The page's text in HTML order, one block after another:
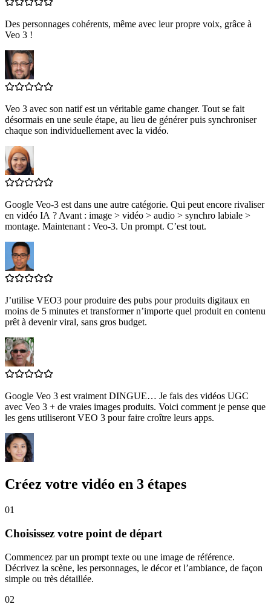
Des personnages cohérents, même avec leur propre voix, grâce à
Veo 3 !
Veo 3 avec son natif est un véritable game changer. Tout se fait
désormais en une seule étape, au lieu de générer puis synchroniser
chaque son individuellement avec la vidéo.
Google Veo‑3 est dans une autre catégorie. Qui peut encore rivaliser
en vidéo IA ? Avant : image > vidéo > audio > synchro labiale >
montage. Maintenant : Veo‑3. Un prompt. C’est tout.
J’utilise VEO3 pour produire des pubs pour produits digitaux en
moins de 5 minutes et transformer n’importe quel produit en contenu
prêt à devenir viral, sans gros budget.
Google Veo 3 est vraiment DINGUE… Je fais des vidéos UGC
avec Veo 3 + de vraies images produits. Voici comment je pense que
les gens utiliseront VEO 3 pour faire croître leurs apps.
Créez votre vidéo en 3 étapes
01
Choisissez votre point de départ
Commencez par un prompt texte ou une image de référence.
Décrivez la scène, les personnages, le décor et l’ambiance, de façon
simple ou très détaillée.
02